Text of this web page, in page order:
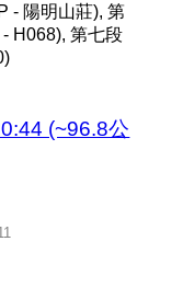
- 陽明山莊), 第
H068), 第七段
(~96.8公